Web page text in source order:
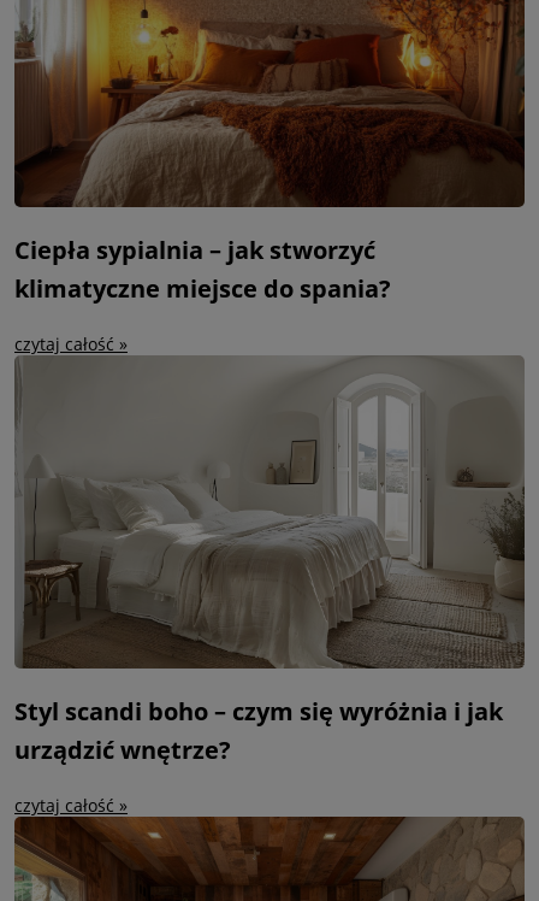
Ciepła sypialnia – jak stworzyć
klimatyczne miejsce do spania?
czytaj całość »
Styl scandi boho – czym się wyróżnia i jak
urządzić wnętrze?
czytaj całość »